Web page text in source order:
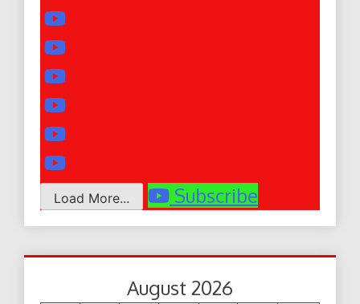
Load More... Subscribe
August 2026